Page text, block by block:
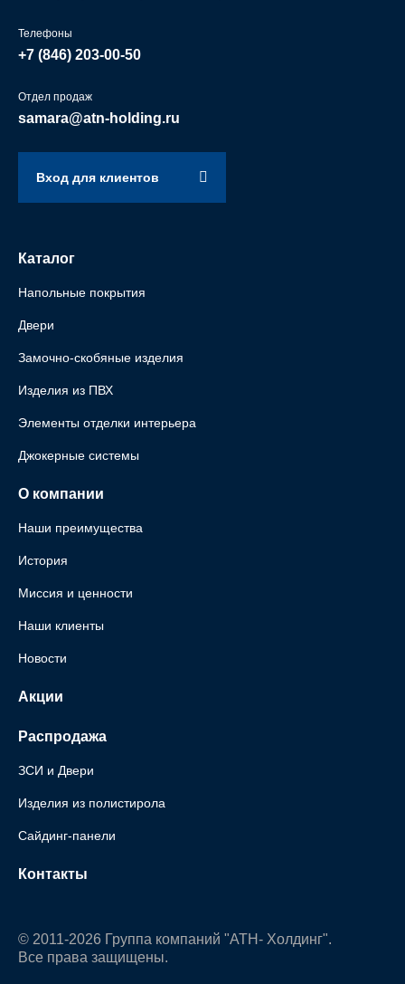
Телефоны
+7 (846) 203-00-50
Отдел продаж
samara@atn-holding.ru
Вход для клиентов
Каталог
Напольные покрытия
Двери
Замочно-скобяные изделия
Изделия из ПВХ
Элементы отделки интерьера
Джокерные системы
О компании
Наши преимущества
История
Миссия и ценности
Наши клиенты
Новости
Акции
Распродажа
ЗСИ и Двери
Изделия из полистирола
Сайдинг-панели
Контакты
© 2011-2026 Группа компаний "АТН- Холдинг".
Все права защищены.